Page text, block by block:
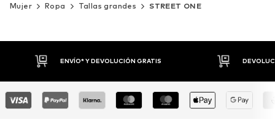
Mujer Ropa Tallas grandes STREET ONE
DEVOLUCIONES HASTA 30 DÍAS